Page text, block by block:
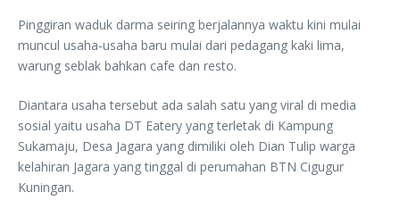
Pinggiran waduk darma seiring berjalannya waktu kini mulai
muncul usaha-usaha baru mulai dari pedagang kaki lima,
warung seblak bahkan cafe dan resto.
Diantara usaha tersebut ada salah satu yang viral di media
sosial yaitu usaha DT Eatery yang terletak di Kampung
Sukamaju, Desa Jagara yang dimiliki oleh Dian Tulip warga
kelahiran Jagara yang tinggal di perumahan BTN Cigugur
Kuningan.